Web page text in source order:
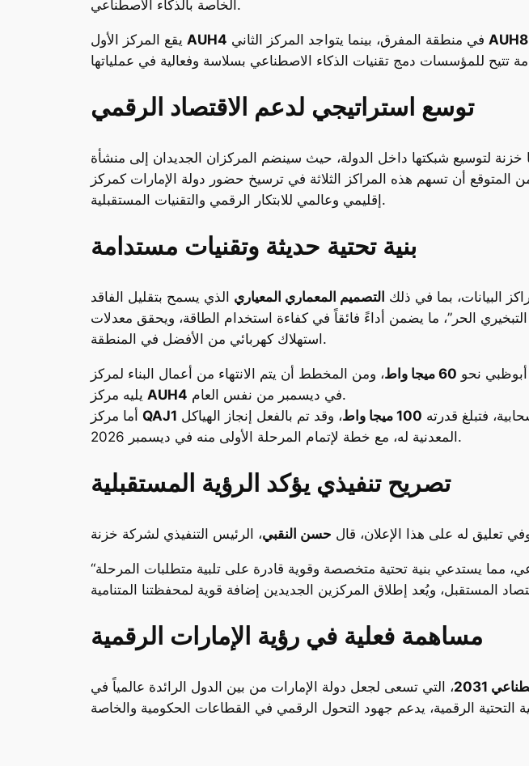
الخاصة بالذكاء الاصطناعي.
AUH4 AUH8
توسع استراتيجي لدعم الاقتصاد الرقمي
أن تسهم هذه المراكز الثلاثة في ترسيخ حضور دولة الإمارات كمركز
إقليمي وعالمي للابتكار الرقمي والتقنيات المستقبلية.
بنية تحتية حديثة وتقنيات مستدامة
البيانات، بما في ذلك التصميم المعماري المعياري الذي يسمح بتقليل الفاقد
التبخيري الحر”، ما يضمن أداءً فائقاً في كفاءة استخدام الطاقة، ويحقق معدلات
استهلاك كهربائي من الأفضل في المنطقة.
نحو 60 ميجا واط
AUH4
في ديسمبر من نفس العام.
QAJ1 فتبلغ قدرته 100 ميجا واط
، وقد تم بالفعل إنجاز الهياكل
المعدنية له، مع خطة لإتمام المرحلة الأولى منه في ديسمبر 2026.
تصريح تنفيذي يؤكد الرؤية المستقبلية
تعليق له على هذا الإعلان، قال حسن النقبي
“يشهد الاقتصاد الإماراتي تحولاً جذرياً في ظل الاعتماد المتزايد على الذكاء الاصطناعي، مما يستدعي بنية تحتية متخصصة وقوية قادرة على تلبية متطلبات المرحلة
مساهمة فعلية في رؤية الإمارات الرقمية
2031
، التي تسعى لجعل دولة الإمارات من بين الدول الرائدة عالمياً في